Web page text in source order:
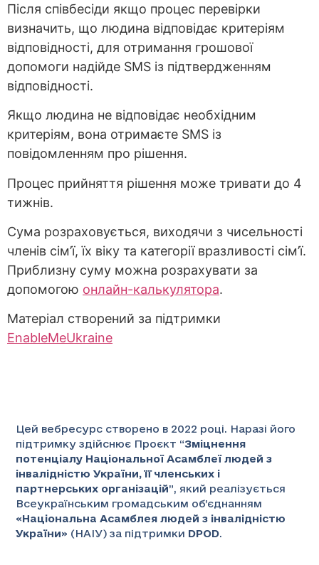
Після співбесіди якщо процес перевірки
визначить, що людина відповідає критеріям
відповідності, для отримання грошової
допомоги надійде SMS із підтвердженням
відповідності.
Якщо людина не відповідає необхідним
критеріям, вона отримаєте SMS із
повідомленням про рішення.
Процес прийняття рішення може тривати до 4
тижнів.
Сума розраховується, виходячи з чисельності
членів сім’ї, їх віку та категорії вразливості сім’ї.
Приблизну суму можна розрахувати за
допомогою онлайн-калькулятора.
Матеріал створений за підтримки
EnableMeUkraine
Цей вебресурс створено в 2022 році. Наразі його
підтримку здійснює Проєкт “Зміцнення
потенціалу Національної Асамблеї людей з
інвалідністю України, її членських і
партнерських організацій”, який реалізується
Всеукраїнським громадським об’єднанням
«Національна Асамблея людей з інвалідністю
України» (НАІУ) за підтримки DPOD.